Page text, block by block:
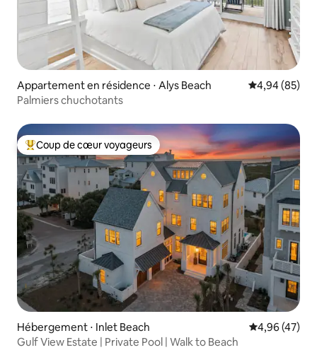
Appartement en résidence ⋅ Alys Beach Évaluation
4,94 (85)
Palmiers chuchotants
Coups de cœur voyageurs les plus appréciés
Coup de cœur voyageurs
Hébergement ⋅ Inlet Beach Évaluation
4,96 (47)
Gulf View Estate | Private Pool | Walk to Beach